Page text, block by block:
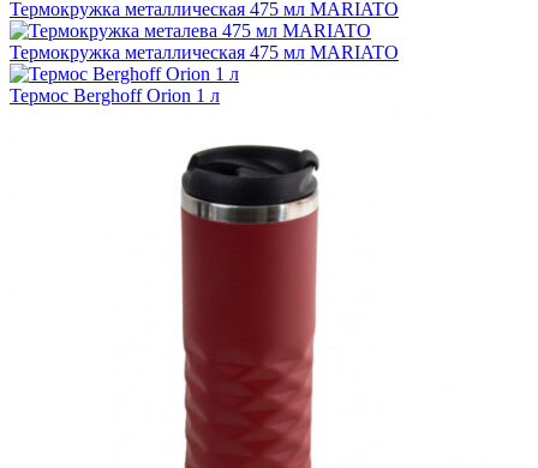
Термокружка металлическая 475 мл MARIATO
Термокружка металлическая 475 мл MARIATO
Термос Berghoff Orion 1 л